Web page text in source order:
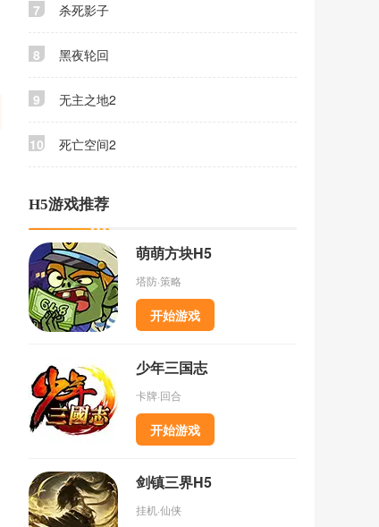
7 杀死影子
8 黑夜轮回
9 无主之地2
10 死亡空间2
H5游戏推荐
萌萌方块H5
塔防·策略
开始游戏
少年三国志
卡牌·回合
开始游戏
剑镇三界H5
挂机·仙侠